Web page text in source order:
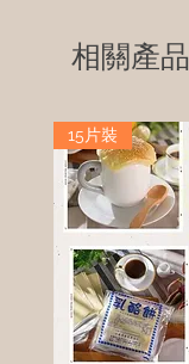
相關產品
15片裝